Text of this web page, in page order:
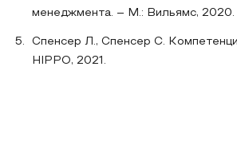
менеджмента. – М.: Вильямс, 2020.
Спенсер Л., Спенсер С.
HIPPO, 2021.